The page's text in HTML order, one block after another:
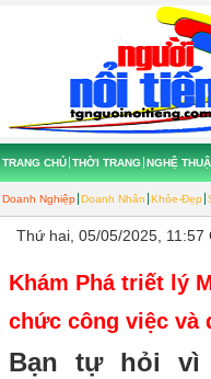
TRANG CHỦ THỜI TRANG NGHỆ
Doanh Nghiệp Doanh Nhân Khỏe-Đẹp
Thứ hai, 05/05/2025, 11:57
Khám Phá triết lý
chức công việc và
Bạn tự hỏi vì